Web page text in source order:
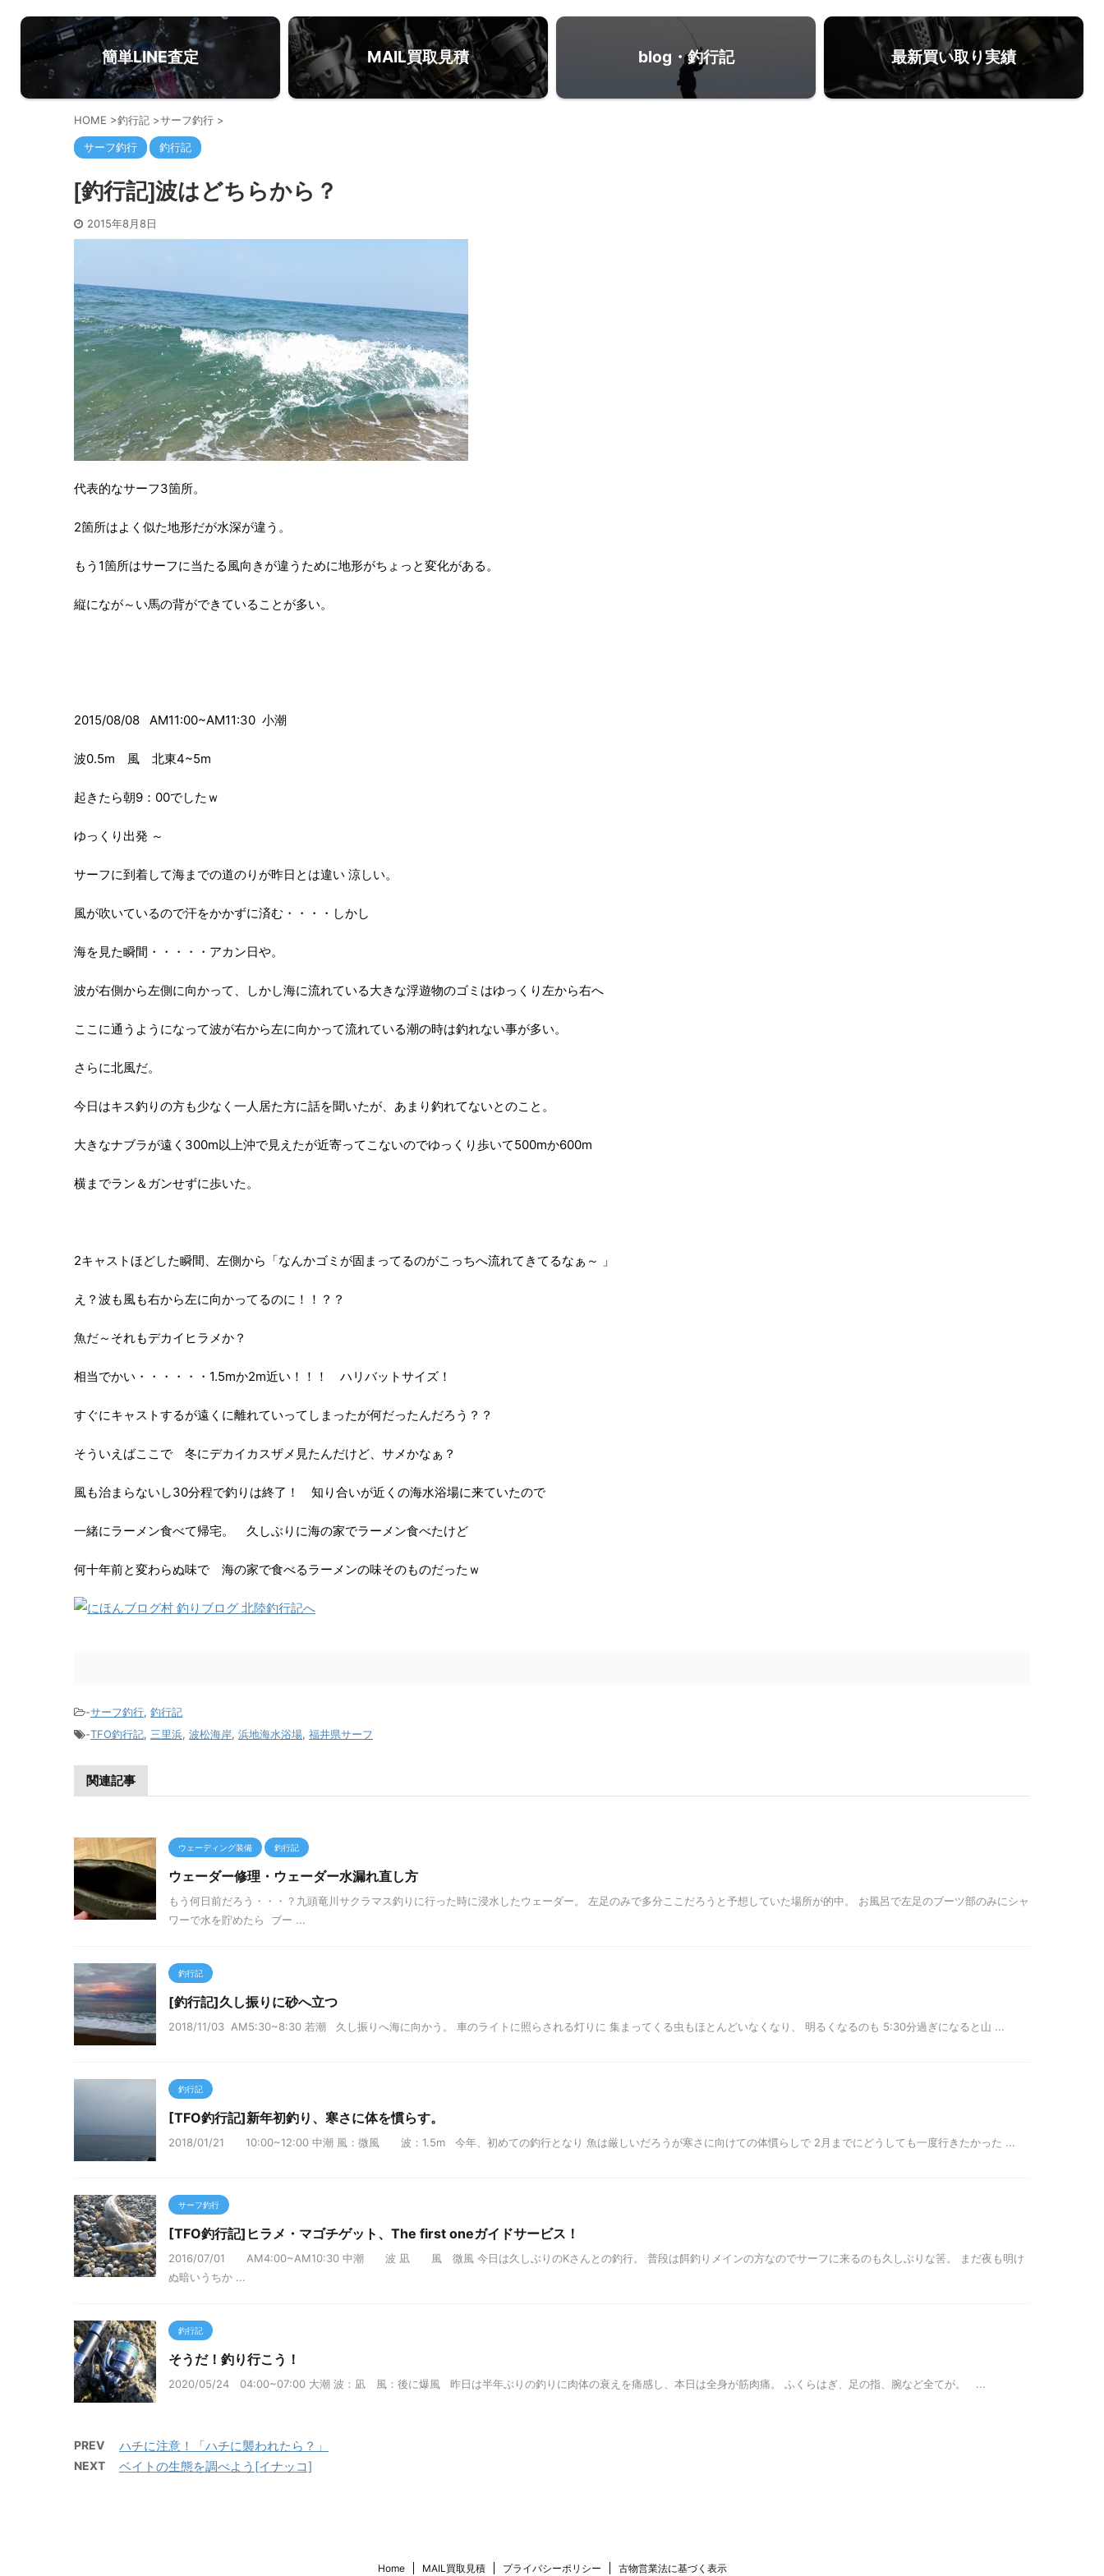
簡単LINE査定 MAIL買取見積 blog・釣行記 最新買い取り実績
HOME >釣行記 >サーフ釣行 >
サーフ釣行 釣行記
[釣行記]波はどちらから？
2015年8月8日
代表的なサーフ3箇所。
2箇所はよく似た地形だが水深が違う。
もう1箇所はサーフに当たる風向きが違うために地形がちょっと変化がある。
縦になが～い馬の背ができていることが多い。
2015/08/08 AM11:00~AM11:30 小潮
波0.5m 風 北東4~5m
起きたら朝9：00でしたｗ
ゆっくり出発 ～
サーフに到着して海までの道のりが昨日とは違い 涼しい。
風が吹いているので汗をかかずに済む・・・・しかし
海を見た瞬間・・・・・アカン日や。
波が右側から左側に向かって、しかし海に流れている大きな浮遊物のゴミはゆっくり左から右へ
ここに通うようになって波が右から左に向かって流れている潮の時は釣れない事が多い。
さらに北風だ。
今日はキス釣りの方も少なく一人居た方に話を聞いたが、あまり釣れてないとのこと。
大きなナブラが遠く300m以上沖で見えたが近寄ってこないのでゆっくり歩いて500mか600m
横までラン＆ガンせずに歩いた。
2キャストほどした瞬間、左側から「なんかゴミが固まってるのがこっちへ流れてきてるなぁ～ 」
え？波も風も右から左に向かってるのに！！？？
魚だ～それもデカイヒラメか？
相当でかい・・・・・・1.5mか2m近い！！！ ハリバットサイズ！
すぐにキャストするが遠くに離れていってしまったが何だったんだろう？？
そういえばここで 冬にデカイカスザメ見たんだけど、サメかなぁ？
風も治まらないし30分程で釣りは終了！ 知り合いが近くの海水浴場に来ていたので
一緒にラーメン食べて帰宅。 久しぶりに海の家でラーメン食べたけど
何十年前と変わらぬ味で 海の家で食べるラーメンの味そのものだったｗ
-サーフ釣行, 釣行記
-TFO釣行記, 三里浜, 波松海岸, 浜地海水浴場, 福井県サーフ
関連記事
ウェーディング装備 釣行記
ウェーダー修理・ウェーダー水漏れ直し方
もう何日前だろう・・・？九頭竜川サクラマス釣りに行った時に浸水したウェーダー。 左足のみで多分ここだろうと予想していた場所が的中。 お風呂で左足のブーツ部のみにシャ
ワーで水を貯めたら ブー ...
釣行記
[釣行記]久し振りに砂へ立つ
2018/11/03 AM5:30~8:30 若潮 久し振りへ海に向かう。 車のライトに照らされる灯りに 集まってくる虫もほとんどいなくなり、 明るくなるのも 5:30分過ぎになると山 ...
釣行記
[TFO釣行記]新年初釣り、寒さに体を慣らす。
2018/01/21 10:00~12:00 中潮 風：微風 波：1.5m 今年、初めての釣行となり 魚は厳しいだろうが寒さに向けての体慣らしで 2月までにどうしても一度行きたかった ...
サーフ釣行
[TFO釣行記]ヒラメ・マゴチゲット、The first oneガイドサービス！
2016/07/01 AM4:00~AM10:30 中潮 波 凪 風 微風 今日は久しぶりのKさんとの釣行。 普段は餌釣りメインの方なのでサーフに来るのも久しぶりな筈。 まだ夜も明け
ぬ暗いうちか ...
釣行記
そうだ！釣り行こう！
2020/05/24 04:00~07:00 大潮 波：凪 風：後に爆風 昨日は半年ぶりの釣りに肉体の衰えを痛感し、本日は全身が筋肉痛。 ふくらはぎ、足の指、腕など全てが。 ...
PREV ハチに注意！「ハチに襲われたら？」
NEXT ベイトの生態を調べよう[イナッコ]
Home MAIL買取見積 プライバシーポリシー 古物営業法に基づく表示